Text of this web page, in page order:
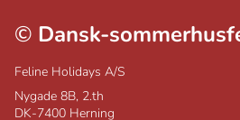
© Dansk-
Feline Holidays A/S
Nygade 8B, 2.th
DK-7400 Herning